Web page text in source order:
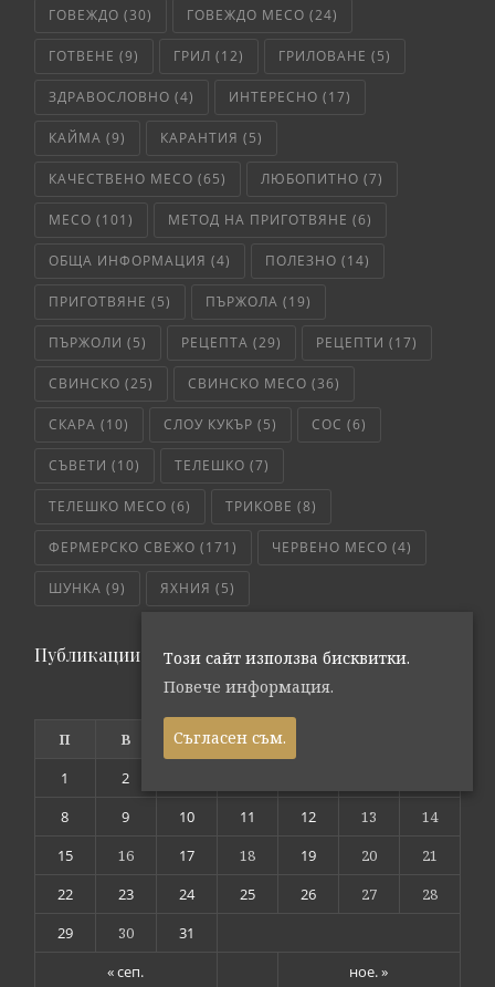
ГОВЕЖДО (30) ГОВЕЖДО МЕСО (24)
ГОТВЕНЕ (9) ГРИЛ (12) ГРИЛОВАНЕ (5)
ЗДРАВОСЛОВНО (4) ИНТЕРЕСНО (17)
КАЙМА (9) КАРАНТИЯ (5)
КАЧЕСТВЕНО МЕСО (65) ЛЮБОПИТНО (7)
МЕСО (101) МЕТОД НА ПРИГОТВЯНЕ (6)
ОБЩА ИНФОРМАЦИЯ (4) ПОЛЕЗНО (14)
ПРИГОТВЯНЕ (5) ПЪРЖОЛА (19)
ПЪРЖОЛИ (5) РЕЦЕПТА (29) РЕЦЕПТИ (17)
СВИНСКО (25) СВИНСКО МЕСО (36)
СКАРА (10) СЛОУ КУКЪР (5) СОС (6)
СЪВЕТИ (10) ТЕЛЕШКО (7)
ТЕЛЕШКО МЕСО (6) ТРИКОВЕ (8)
ФЕРМЕРСКО СВЕЖО (171) ЧЕРВЕНО МЕСО (4)
ШУНКА (9) ЯХНИЯ (5)
Публикации по дата
октомври 2018
П В С Ч
« сеп. ное. »
1 2
8
9 10 11 12 13
14
15
16 17 18 19 20
21
22
23 24 25 26 27
28
29
30 31
Този сайт използва бисквитки.
Повече информация.
Съгласен съм.